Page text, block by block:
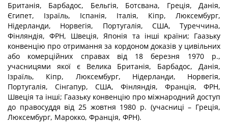
Британія, Барбадос, Бельгія, Ботсвана, Греція, Данія,
Єгипет, Ізраїль, Іспанія, Італія, Кіпр, Люксембург,
Нідерланди, Норвегія, Португалія, США, Туреччина,
Фінляндія, ФРН, Швеція, Японія та інші країни; Гаазьку
конвенцію про отримання за кордоном доказів у цивільних
або комерційних справах від 18 березня 1970 р.,
учасницями якої є Велика Британія, Барбадос, Данія,
Ізраїль, Кіпр, Люксембург, Нідерланди, Норвегія,
Португалія, Сінгапур, США, Фінляндія, Франція, ФРН,
Швеція та інші; Гаазьку конвенцію про міжнародний доступ
до правосуддя від 25 жовтня 1980 р. (учасниці – Греція,
Люксембург, Марокко, Франція, ФРН).